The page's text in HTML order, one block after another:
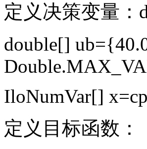
定义决策变量：
double[]
IloNumVar[]
定义目标函数：